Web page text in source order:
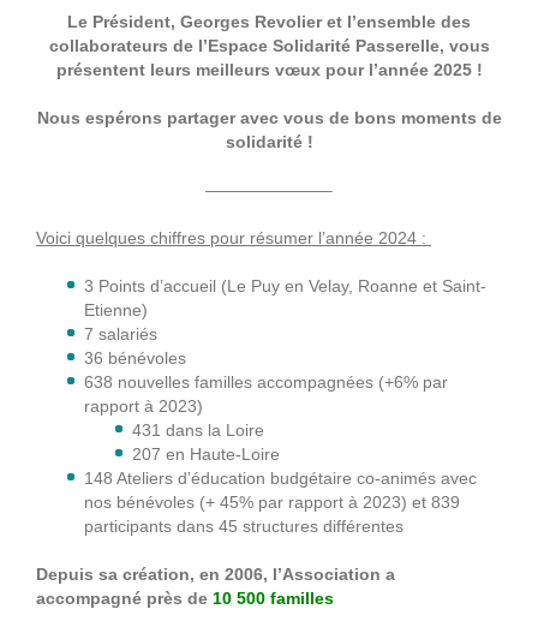
Le Président, Georges Revolier et l’ensemble des
collaborateurs de l’Espace Solidarité Passerelle, vous
présentent leurs meilleurs vœux pour l’année 2025 !
Nous espérons partager avec vous de bons moments de
solidarité !
———————–
Voici quelques chiffres pour résumer l’année 2024 :
3 Points d’accueil (Le Puy en Velay, Roanne et Saint-
Etienne)
7 salariés
36 bénévoles
638 nouvelles familles accompagnées (+6% par
rapport à 2023)
431 dans la Loire
207 en Haute-Loire
148 Ateliers d’éducation budgétaire co-animés avec
nos bénévoles (+ 45% par rapport à 2023) et 839
participants dans 45 structures différentes
Depuis sa création, en 2006, l’Association a
accompagné près de 10 500 familles